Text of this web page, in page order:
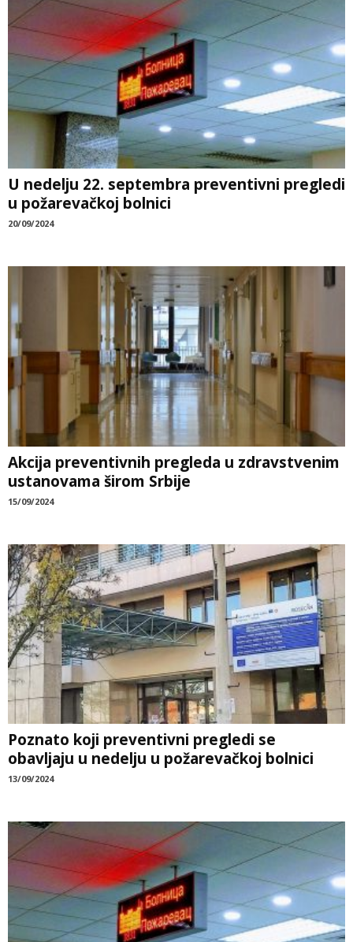
U nedelju 22. septembra preventivni pregledi
u požarevačkoj bolnici
20/09/2024
Akcija preventivnih pregleda u zdravstvenim
ustanovama širom Srbije
15/09/2024
Poznato koji preventivni pregledi se
obavljaju u nedelju u požarevačkoj bolnici
13/09/2024